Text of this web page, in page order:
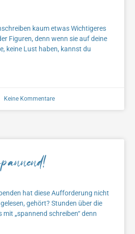
kaum etwas Wichtigeres
Figuren, denn wenn sie auf deine
keine Lust haben, kannst du
Keine Kommentare
hat diese Aufforderung nicht
gehört? Stunden über die
„spannend schreiben“ denn